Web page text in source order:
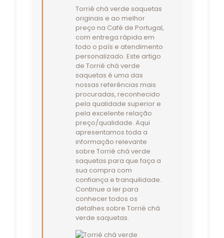
Torrié chá verde saquetas
originais e ao melhor
preço na Café de Portugal,
com entrega rápida em
todo o país e atendimento
personalizado. Este artigo
de Torrié chá verde
saquetas é uma das
nossas referências mais
procuradas, reconhecido
pela qualidade superior e
pela excelente relação
preço/qualidade. Aqui
apresentamos toda a
informação relevante
sobre Torrié chá verde
saquetas para que faça a
sua compra com
confiança e tranquilidade.
Continue a ler para
conhecer todos os
detalhes sobre Torrié chá
verde saquetas.